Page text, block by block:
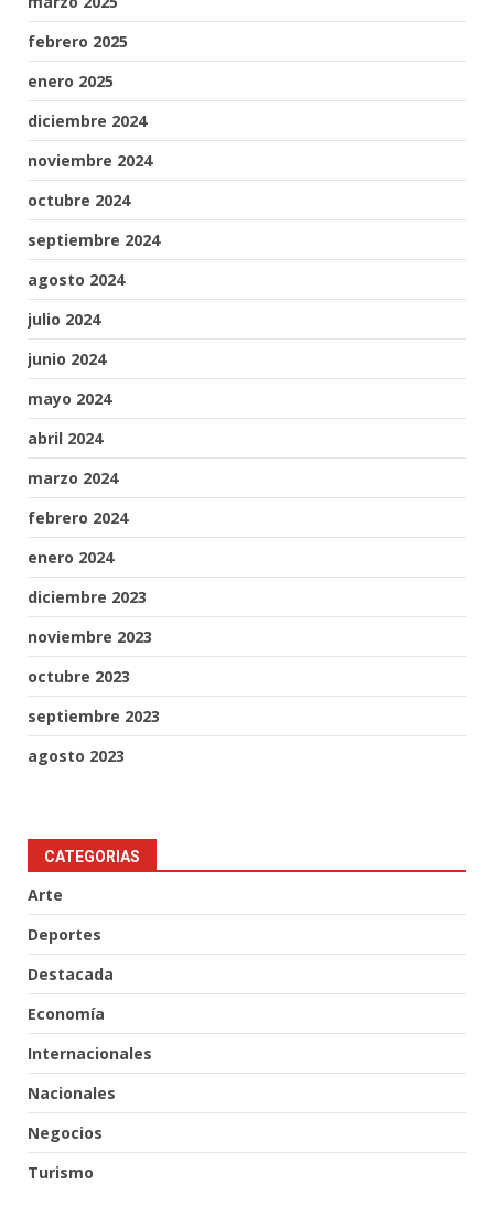
febrero 2025
enero 2025
diciembre 2024
noviembre 2024
octubre 2024
septiembre 2024
agosto 2024
julio 2024
junio 2024
mayo 2024
abril 2024
marzo 2024
febrero 2024
enero 2024
diciembre 2023
noviembre 2023
octubre 2023
septiembre 2023
agosto 2023
CATEGORIAS
Arte
Deportes
Destacada
Economía
Internacionales
Nacionales
Negocios
Turismo